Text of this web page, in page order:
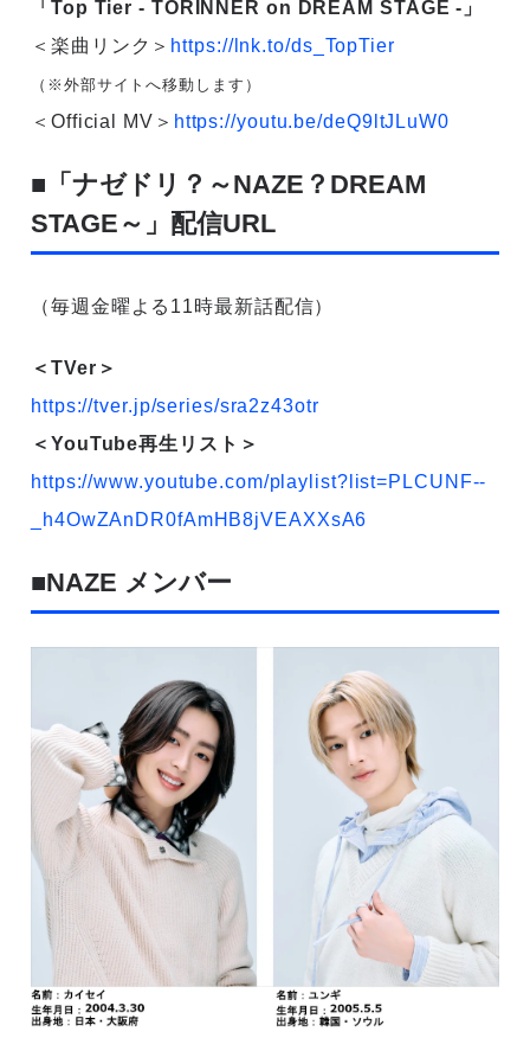
「Top Tier - TORINNER on DREAM STAGE -」
＜楽曲リンク＞ https://lnk.to/ds_TopTier
（※外部サイトへ移動します）
＜Official MV＞ https://youtu.be/deQ9ltJLuW0
■「ナゼドリ？～NAZE？DREAM
STAGE～」配信URL
（毎週金曜よる11時最新話配信）
＜TVer＞
https://tver.jp/series/sra2z43otr
＜YouTube再生リスト＞
https://www.youtube.com/playlist?list=PLCUNF--
_h4OwZAnDR0fAmHB8jVEAXXsA6
■NAZE メンバー